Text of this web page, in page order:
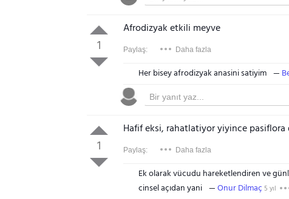
1
Afrodizyak etkili meyve
Paylaş: Daha fazla
Her bisey afrodizyak anasini satiyim
1
Hafif eksi, rahatlatiyor yiyince
Paylaş: Daha fazla
Ek olarak vücudu hareketlendiren ve
cinsel açıdan yani
Onur Dilmaç 5 yıl